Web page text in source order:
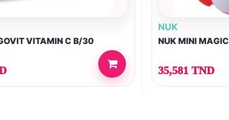
VITAMIN C B/30
NUK
NUK MINI
35,581 TND